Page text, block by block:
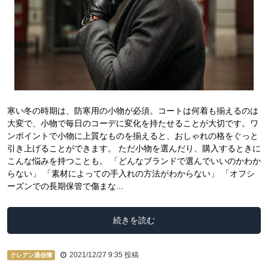
寒い冬の時期は、防寒用の小物が必須。コートは何着も揃えるのは
大変で、小物で毎日のコーデに変化を持たせることが大切です。ワ
ンポイントで小物に上質なものを揃えると、おしゃれの格をぐっと
引き上げることができます。 ただ小物を選んだり、購入するときに
こんな悩みを持つことも。 「どんなブランドで選んでいいのかわか
らない」 「素材によっての手入れの方法がわからない」 「オフシ
ーズンでの長期保管で傷まな...
続きを読む
クレアン通信簿 2021/12/27 9:35 投稿